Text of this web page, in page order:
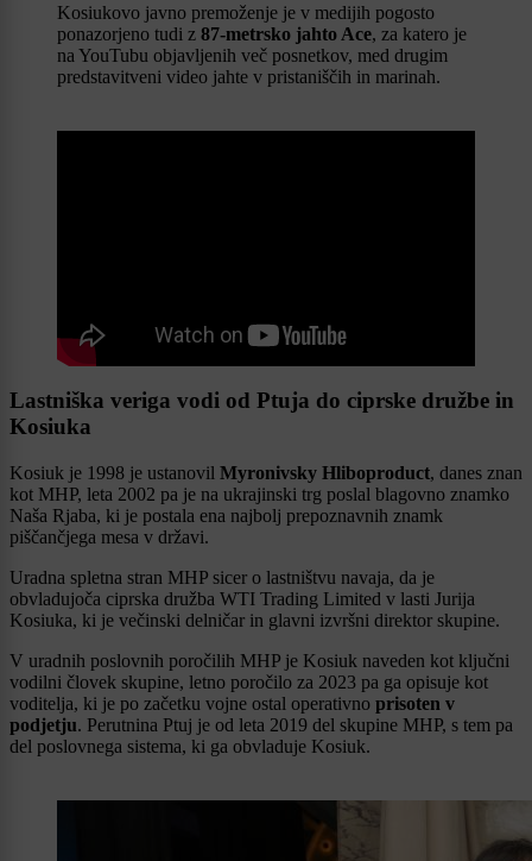
Kosiukovo javno premoženje je v medijih pogosto
ponazorjeno tudi z 87-metrsko jahto Ace, za katero je
na YouTubu objavljenih več posnetkov, med drugim
predstavitveni video jahte v pristaniščih in marinah.
Lastniška veriga vodi od Ptuja do ciprske družbe in
Kosiuka
Kosiuk je 1998 je ustanovil Myronivsky Hliboproduct, danes znan
kot MHP, leta 2002 pa je na ukrajinski trg poslal blagovno znamko
Naša Rjaba, ki je postala ena najbolj prepoznavnih znamk
piščančjega mesa v državi.
Uradna spletna stran MHP sicer o lastništvu navaja, da je
obvladujoča ciprska družba WTI Trading Limited v lasti Jurija
Kosiuka, ki je večinski delničar in glavni izvršni direktor skupine.
V uradnih poslovnih poročilih MHP je Kosiuk naveden kot ključni
vodilni človek skupine, letno poročilo za 2023 pa ga opisuje kot
voditelja, ki je po začetku vojne ostal operativno prisoten v
podjetju. Perutnina Ptuj je od leta 2019 del skupine MHP, s tem pa
del poslovnega sistema, ki ga obvladuje Kosiuk.